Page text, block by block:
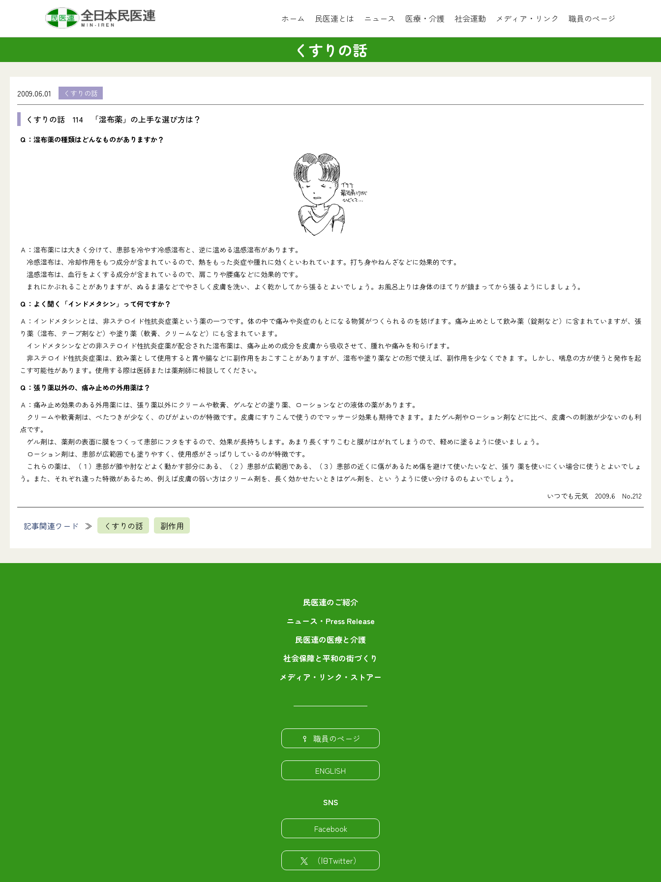
ホーム 民医連とは ニュース 医療・介護 社会運動 メディア・リンク 職員のページ
くすりの話
2009.06.01 くすりの話
くすりの話 114 「湿布薬」の上手な選び方は？
Ｑ：湿布薬の種類はどんなものがありますか？
Ａ：湿布薬には大きく分けて、患部を冷やす冷感湿布と、逆に温める温感湿布があります。
冷感湿布は、冷却作用をもつ成分が含まれているので、熱をもった炎症や腫れに効くといわれています。打ち身やねんざなどに効果的です。
温感湿布は、血行をよくする成分が含まれているので、肩こりや腰痛などに効果的です。
まれにかぶれることがありますが、ぬるま湯などでやさしく皮膚を洗い、よく乾かしてから張るとよいでしょう。お風呂上りは身体のほてりが鎮まってから張るようにしましょう。
Ｑ：よく聞く「インドメタシン」って何ですか？
Ａ：インドメタシンとは、非ステロイド性抗炎症薬という薬の一つです。体の中で痛みや炎症のもとになる物質がつくられるのを妨げます。痛み止めとして飲み薬（錠剤など）に含まれていますが、張
り薬（湿布、テープ剤など）や塗り薬（軟膏、クリームなど）にも含まれています。
インドメタシンなどの非ステロイド性抗炎症薬が配合された湿布薬は、痛み止めの成分を皮膚から吸収させて、腫れや痛みを和らげます。
非ステロイド性抗炎症薬は、飲み薬として使用すると胃や腸などに副作用をおこすことがありますが、湿布や塗り薬などの形で使えば、副作用を少なくできま す。しかし、喘息の方が使うと発作を起
こす可能性があります。使用する際は医師または薬剤師に相談してください。
Ｑ：張り薬以外の、痛み止めの外用薬は？
Ａ：痛み止め効果のある外用薬には、張り薬以外にクリームや軟膏、ゲルなどの塗り薬、ローションなどの液体の薬があります。
クリームや軟膏剤は、べたつきが少なく、のびがよいのが特徴です。皮膚にすりこんで使うのでマッサージ効果も期待できます。またゲル剤やローション剤などに比べ、皮膚への刺激が少ないのも利
点です。
ゲル剤は、薬剤の表面に膜をつくって患部にフタをするので、効果が長持ちします。あまり長くすりこむと膜がはがれてしまうので、軽めに塗るように使いましょう。
ローション剤は、患部が広範囲でも塗りやすく、使用感がさっぱりしているのが特徴です。
これらの薬は、（１）患部が膝や肘などよく動かす部分にある、（２）患部が広範囲である、（３）患部の近くに傷があるため傷を避けて使いたいなど、張り 薬を使いにくい場合に使うとよいでしょ
う。また、それぞれ違った特徴があるため、例えば皮膚の弱い方はクリーム剤を、長く効かせたいときはゲル剤を、とい うように使い分けるのもよいでしょう。
いつでも元気 2009.6 No.212
記事関連ワード くすりの話 副作用
民医連のご紹介
ニュース・Press Release
民医連の医療と介護
社会保障と平和の街づくり
メディア・リンク・ストアー
職員のページ
ENGLISH
SNS
Facebook
（旧Twitter）